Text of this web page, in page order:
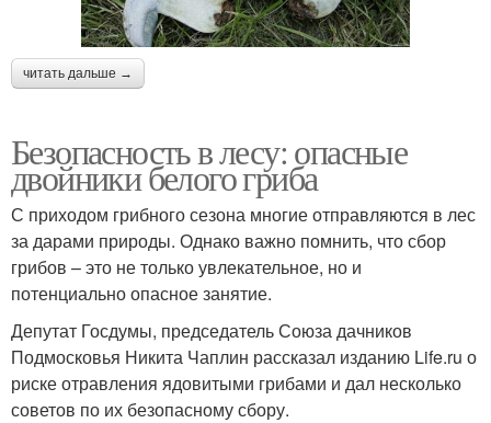
читать дальше →
Безопасность в лесу: опасные
двойники белого гриба
С приходом грибного сезона многие отправляются в лес
за дарами природы. Однако важно помнить, что сбор
грибов – это не только увлекательное, но и
потенциально опасное занятие.
Депутат Госдумы, председатель Союза дачников
Подмосковья Никита Чаплин рассказал изданию Life.ru о
риске отравления ядовитыми грибами и дал несколько
советов по их безопасному сбору.